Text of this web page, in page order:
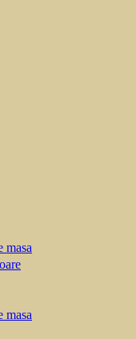
masa
masa